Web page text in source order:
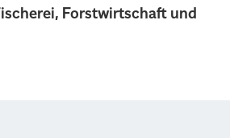
Forstwirtschaft und